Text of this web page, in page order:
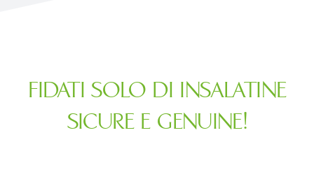
FIDATI SOLO DI INSALATINE
SICURE E GENUINE!